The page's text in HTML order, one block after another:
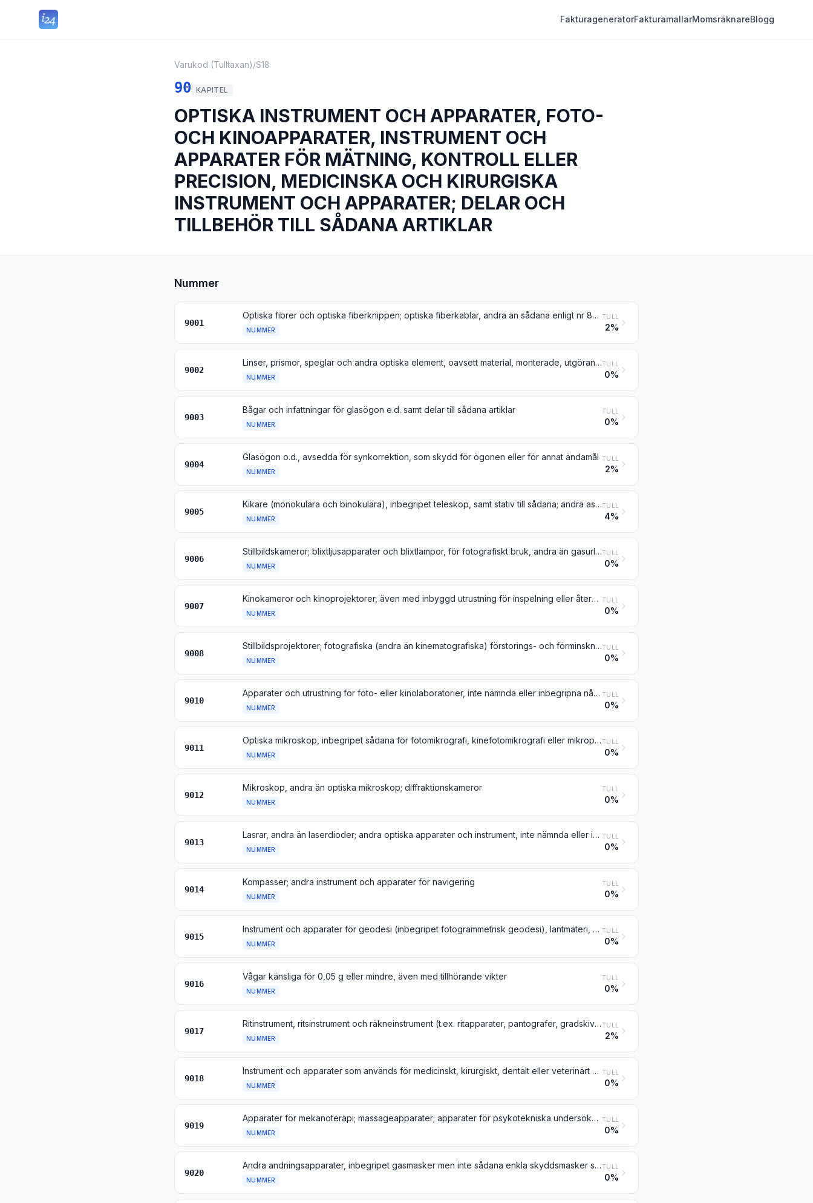
FakturageneratorFakturamallarMomsräknareBlogg
Varukod (Tulltaxan)/S18
90 KAPITEL
OPTISKA INSTRUMENT OCH APPARATER, FOTO-
OCH KINOAPPARATER, INSTRUMENT OCH
APPARATER FÖR MÄTNING, KONTROLL ELLER
PRECISION, MEDICINSKA OCH KIRURGISKA
INSTRUMENT OCH APPARATER; DELAR OCH
TILLBEHÖR TILL SÅDANA ARTIKLAR
Nummer
9001
Optiska fibrer och optiska fiberknippen; optiska fiberkablar, andra än sådana enligt nr 8544; skivor och plattor av polariserande material; linser (inbegripet kontaktlinser), prismor, speglar och andra optiska element, oavsett material, omonterade, andra än sådana element av glas som inte är optiskt bearbetade
NUMMER
TULL
2%
9002
Linser, prismor, speglar och andra optiska element, oavsett material, monterade, utgörande delar eller tillbehör till instrument eller apparater, andra än sådana element av glas som inte är optiskt bearbetade
NUMMER
TULL
0%
9003
Bågar och infattningar för glasögon e.d. samt delar till sådana artiklar
NUMMER
TULL
0%
9004
Glasögon o.d., avsedda för synkorrektion, som skydd för ögonen eller för annat ändamål
NUMMER
TULL
2%
9005
Kikare (monokulära och binokulära), inbegripet teleskop, samt stativ till sådana; andra astronomiska instrument och stativ till sådana, med undantag av radioastronomiska instrument
NUMMER
TULL
4%
9006
Stillbildskameror; blixtljusapparater och blixtlampor, för fotografiskt bruk, andra än gasurladdningslampor enligt nr 8539
NUMMER
TULL
0%
9007
Kinokameror och kinoprojektorer, även med inbyggd utrustning för inspelning eller återgivning av ljud
NUMMER
TULL
0%
9008
Stillbildsprojektorer; fotografiska (andra än kinematografiska) förstorings- och förminskningsapparater
NUMMER
TULL
0%
9010
Apparater och utrustning för foto- eller kinolaboratorier, inte nämnda eller inbegripna någon annanstans i detta kapitel; negatoskop; projektionsdukar
NUMMER
TULL
0%
9011
Optiska mikroskop, inbegripet sådana för fotomikrografi, kinefotomikrografi eller mikroprojektion
NUMMER
TULL
0%
9012
Mikroskop, andra än optiska mikroskop; diffraktionskameror
NUMMER
TULL
0%
9013
Lasrar, andra än laserdioder; andra optiska apparater och instrument, inte nämnda eller inbegripna någon annanstans i detta kapitel
NUMMER
TULL
0%
9014
Kompasser; andra instrument och apparater för navigering
NUMMER
TULL
0%
9015
Instrument och apparater för geodesi (inbegripet fotogrammetrisk geodesi), lantmäteri, hydrografi, oceanografi, hydrologi, meteorologi eller geofysik, med undantag av kompasser; avståndsmätare
NUMMER
TULL
0%
9016
Vågar känsliga för 0,05 g eller mindre, även med tillhörande vikter
NUMMER
TULL
0%
9017
Ritinstrument, ritsinstrument och räkneinstrument (t.ex. ritapparater, pantografer, gradskivor, ritbestick, räknestickor och räkneskivor); instrument som hålls i handen för längdmätning (t.ex. mätstockar, mätband, mikrometrar och skjutmått), inte nämnda eller inbegripna någon annanstans i detta kapitel
NUMMER
TULL
2%
9018
Instrument och apparater som används för medicinskt, kirurgiskt, dentalt eller veterinärt bruk, inbegripet scintigrafer, andra elektromedicinska apparater samt instrument för synprovning
NUMMER
TULL
0%
9019
Apparater för mekanoterapi; massageapparater; apparater för psykotekniska undersökningar; apparater för ozonterapi, syreterapi, aerosolterapi eller konstgjord andning samt andra andningsapparater för terapeutiskt bruk
NUMMER
TULL
0%
9020
Andra andningsapparater, inbegripet gasmasker men inte sådana enkla skyddsmasker som varken har mekaniska delar eller utbytbart filter
NUMMER
TULL
0%